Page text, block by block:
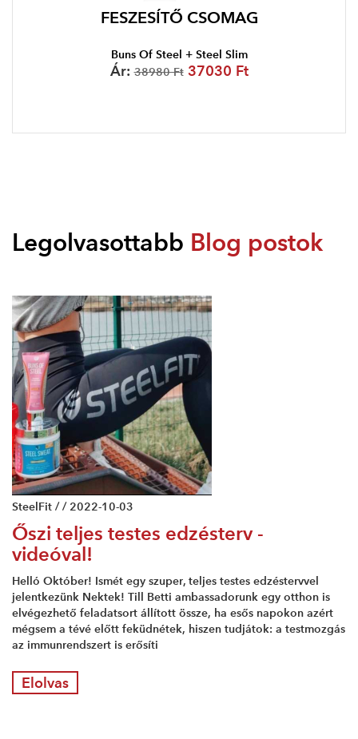
FESZESÍTŐ CSOMAG
Buns Of Steel + Steel Slim
Ár:38980 Ft 37030 Ft
Legolvasottabb Blog postok
SteelFit / / 2022-10-03
Őszi teljes testes edzésterv -
videóval!
Helló Október! Ismét egy szuper, teljes testes edzéstervvel
jelentkezünk Nektek! Till Betti ambassadorunk egy otthon is
elvégezhető feladatsort állított össze, ha esős napokon azért
mégsem a tévé előtt feküdnétek, hiszen tudjátok: a testmozgás
az immunrendszert is erősíti
Elolvas